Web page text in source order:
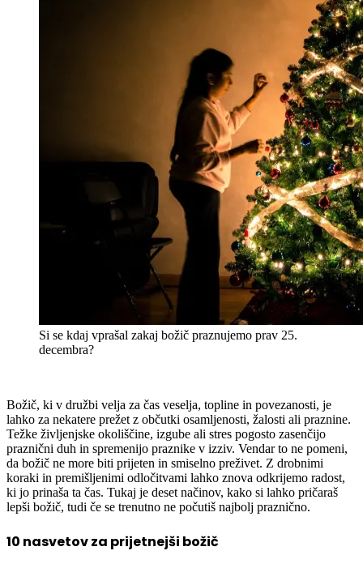
Si se kdaj vprašal zakaj božič praznujemo prav 25.
decembra?
Božič, ki v družbi velja za čas veselja, topline in povezanosti, je
lahko za nekatere prežet z občutki osamljenosti, žalosti ali praznine.
Težke življenjske okoliščine, izgube ali stres pogosto zasenčijo
praznični duh in spremenijo praznike v izziv. Vendar to ne pomeni,
da božič ne more biti prijeten in smiselno preživet. Z drobnimi
koraki in premišljenimi odločitvami lahko znova odkrijemo radost,
ki jo prinaša ta čas. Tukaj je deset načinov, kako si lahko pričaraš
lepši božič, tudi če se trenutno ne počutiš najbolj praznično.
10 nasvetov za prijetnejši božič